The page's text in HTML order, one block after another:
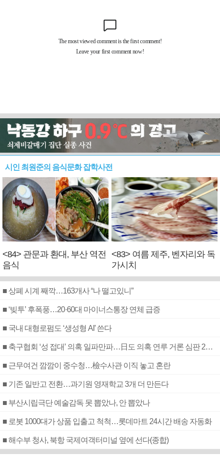
시인 최원준의 음식문화 잡학사전
<84> 관문과 환대, 부산 역전
음식
<83> 여름 제주, 벤자리와 독
가시치
■ 상폐 시계 째깍…163개사 “나 떨고있니”
■ ‘빚투’ 후폭풍…20·60대 마이너스통장 연체 급증
■ 국내 대형로펌도 ‘생성형 AI’ 쓴다
■ 축구협회 ‘성 접대’ 의혹 일파만파…日도 의혹 연루 거론 심판 2명 조사
■ 근무여건 깜깜이 중수청…檢수사관 이직 놓고 혼란
■ 기존 일반고 전환…과기원 영재학교 3개 더 만든다
■ 부산시립극단 예술감독 못 뽑았나, 안 뽑았나
■ 로봇 1000대가 상품 입출고 척척…롯데마트 24시간 배송 자동화
■ 해수부 청사, 북항 국제여객터미널 옆에 선다(종합)